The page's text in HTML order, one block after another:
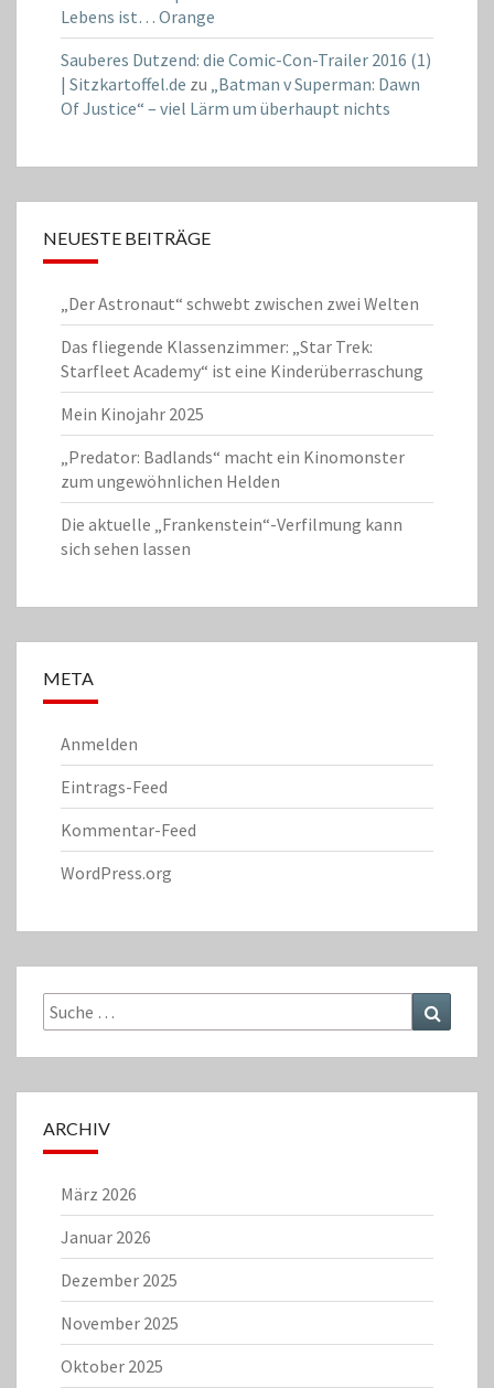
Lebens ist… Orange
Sauberes Dutzend: die Comic-Con-Trailer 2016 (1)
| Sitzkartoffel.de zu „Batman v Superman: Dawn
Of Justice“ – viel Lärm um überhaupt nichts
NEUESTE BEITRÄGE
„Der Astronaut“ schwebt zwischen zwei Welten
Das fliegende Klassenzimmer: „Star Trek:
Starfleet Academy“ ist eine Kinderüberraschung
Mein Kinojahr 2025
„Predator: Badlands“ macht ein Kinomonster
zum ungewöhnlichen Helden
Die aktuelle „Frankenstein“-Verfilmung kann
sich sehen lassen
META
Anmelden
Eintrags-Feed
Kommentar-Feed
WordPress.org
Suche
nach:
ARCHIV
März 2026
Januar 2026
Dezember 2025
November 2025
Oktober 2025